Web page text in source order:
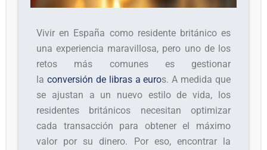
Vivir en España como residente británico es
una experiencia maravillosa, pero uno de los
retos más comunes es gestionar
laconversión de libras a euros. A medida que
se ajustan a un nuevo estilo de vida, los
residentes británicos necesitan optimizar
cada transacción para obtener el máximo
valor por su dinero. Por eso, encontrar la